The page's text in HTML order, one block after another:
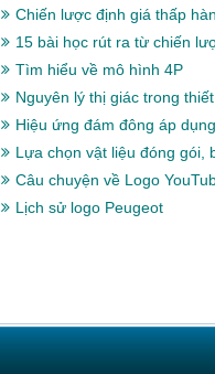
Chiến lược định giá thấp
15 bài học rút ra từ chiến
Tìm hiểu về mô hình 4P
Nguyên lý thị giác trong
Hiệu ứng đám đông áp
Lựa chọn vật liệu đóng gói,
Câu chuyện về Logo
Lịch sử logo Peugeot